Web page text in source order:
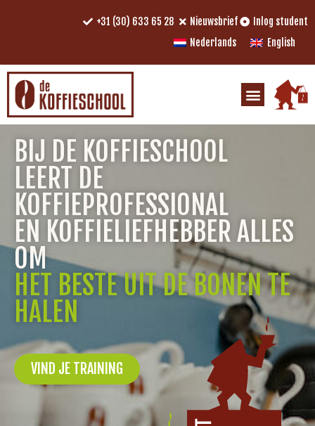
+31 (30) 633 65 28 Nieuwsbrief
Inlog student
Nederlands
English
BIJ DE KOFFIESCHOOL
LEERT DE
KOFFIEPROFESSIONAL
EN KOFFIELIEFHEBBER ALLES
OM
HET BESTE UIT DE BONEN TE
HALEN
VIND JE TRAINING